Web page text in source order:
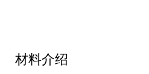
材料介绍